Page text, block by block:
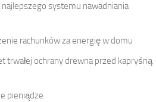
systemu nawadniania
rachunków za energię w domu
trwałej ochrany drewna przed kapryśną
pieniądze